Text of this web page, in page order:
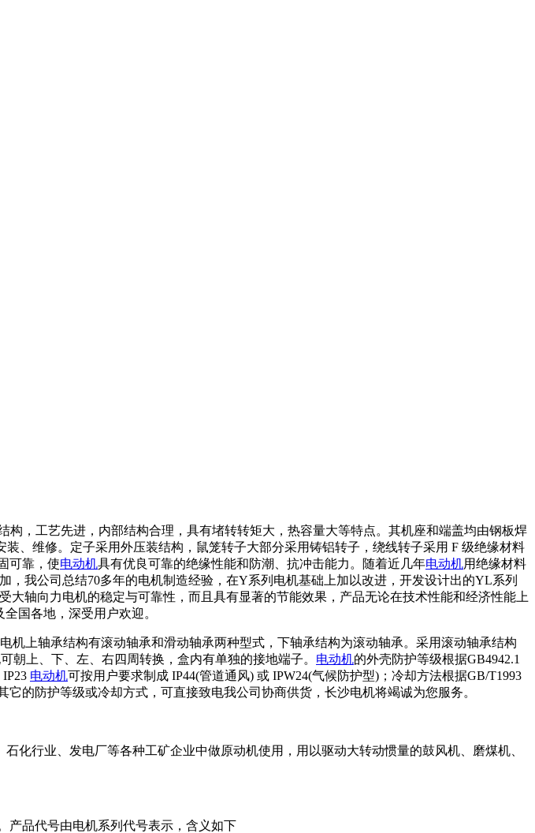
构，工艺先进，内部结构合理，具有堵转转矩大，热容量大等特点。其机座和端盖均由钢板焊
装、维修。定子采用外压装结构，鼠笼转子大部分采用铸铝转子，绕线转子采用 F 级绝缘材料
可靠，使电动机具有优良可靠的绝缘性能和防潮、抗冲击能力。随着近几年电动机用绝缘材料
，我公司总结70多年的电机制造经验，在Y系列电机基础上加以改进，开发设计出的YL系列
轴向力电机的稳定与可靠性，而且具有显著的节能效果，产品无论在技术性能和经济性能上
国各地，深受用户欢迎。
机上轴承结构有滚动轴承和滑动轴承两种型式，下轴承结构为滚动轴承。采用滚动轴承结构
朝上、下、左、右四周转换，盒内有单独的接地端子。 电动机的外壳防护等级根据GB4942.1
电动机可按用户要求制成 IP44(管道通风) 或 IPW24(气候防护型)；冷却方法根据GB/T1993
的防护等级或冷却方式，可直接致电我公司协商供货，长沙电机将竭诚为您服务。
化行业、发电厂等各种工矿企业中做原动机使用，用以驱动大转动惯量的鼓风机、磨煤机、
产品代号由电机系列代号表示，含义如下